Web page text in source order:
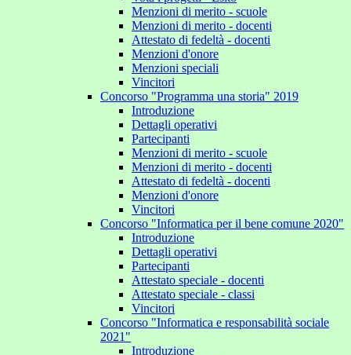
Menzioni di merito - scuole
Menzioni di merito - docenti
Attestato di fedeltà - docenti
Menzioni d'onore
Menzioni speciali
Vincitori
Concorso "Programma una storia" 2019
Introduzione
Dettagli operativi
Partecipanti
Menzioni di merito - scuole
Menzioni di merito - docenti
Attestato di fedeltà - docenti
Menzioni d'onore
Vincitori
Concorso "Informatica per il bene comune 2020"
Introduzione
Dettagli operativi
Partecipanti
Attestato speciale - docenti
Attestato speciale - classi
Vincitori
Concorso "Informatica e responsabilità sociale
2021"
Introduzione